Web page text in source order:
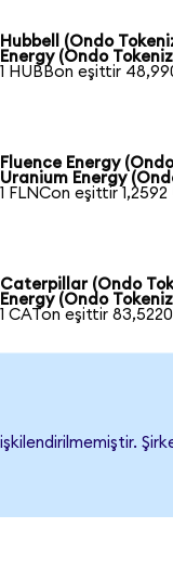
Hubbell (Ondo
Energy (Ondo
1 HUBBon eşittir
Fluence Energy
Uranium Energy
1 FLNCon eşittir 1,2592
Caterpillar (Ondo
Energy (Ondo
1 CATon eşittir